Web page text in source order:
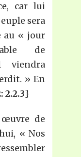
car lui
sera
au « jour
de
viendra
» En
2.2.3}
de
« Nos